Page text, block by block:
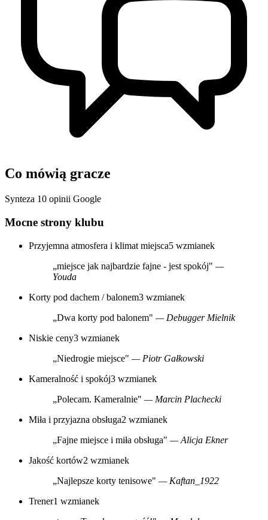
Co mówią gracze
Synteza 10 opinii Google
Mocne strony klubu
Przyjemna atmosfera i klimat miejsca5 wzmianek
„miejsce jak najbardzie fajne - jest spokój" —
Youda
Korty pod dachem / balonem3 wzmianek
„Dwa korty pod balonem" — Debugger Mielnik
Niskie ceny3 wzmianek
„Niedrogie miejsce" — Piotr Gałkowski
Kameralność i spokój3 wzmianek
„Polecam. Kameralnie" — Marcin Plachecki
Miła i przyjazna obsługa2 wzmianek
„Fajne miejsce i miła obsługa" — Alicja Ekner
Jakość kortów2 wzmianek
„Najlepsze korty tenisowe" — Kaftan_1922
Trener1 wzmianek